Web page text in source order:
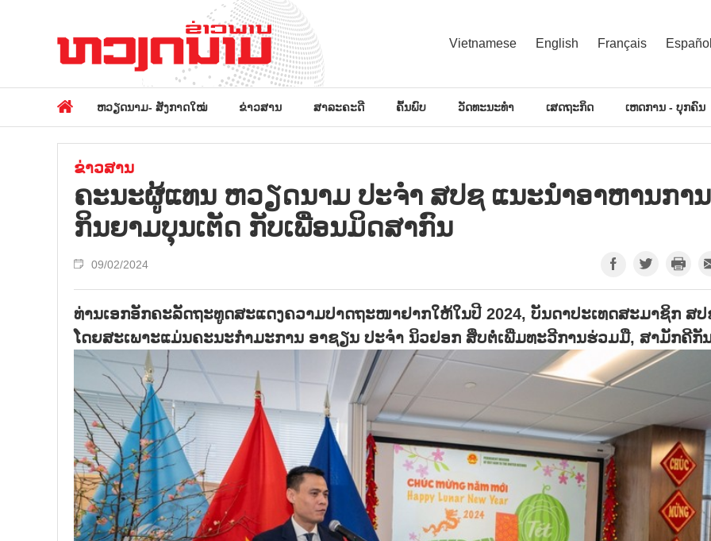
Vietnamese English Français
ຫວຽດນາມ- ສັງກາດໃໝ່ ຂ່າວສານ ສາລະຄະດີ ຄົ້ນພົບ ວັດທະນະທຳ ເສດຖະກິດ ເຫດການ - ບຸກຄົນ
ຂ່າວສານ
ຄະ​ນະ​ຜູ້​ແທນ ຫວຽດ​ນາມ ປະ​ຈຳ ສ​ປ​ຊ ແນະ​ນຳ​ອາ​ຫານ​ການ​
ກິນ​ຍາມ​ບຸນ​ເຕັດ ກັບ​ເພື່ອນ​ມິດ​ສາ​ກົນ
09/02/2024
ທ່ານເອກອັກຄະລັດຖະທູດສະແດງຄວາມປາດຖະໜາຢາກໃຫ້ໃນປີ 2024, ບັນດາປະເທດສະມາຊິກ ສປ
ໂດຍສະເພາະແມ່ນຄະນະກຳມະການ ອາຊຽນ ປະຈຳ ນິວຢອກ ສຶບຕໍ່ເພີ່ມທະວີການຮ່ວມມື, ສາມັກຄີກັ